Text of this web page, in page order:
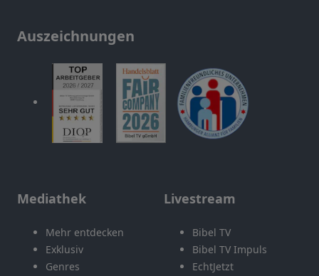
Auszeichnungen
Mediathek
Mehr entdecken
Exklusiv
Genres
Livestream
Bibel TV
Bibel TV Impuls
EchtJetzt